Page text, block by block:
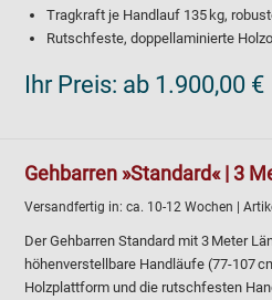
Tragkraft je Handlauf 135 kg,
Rutschfeste, doppellaminierte
Ihr Preis: ab 1.900,00 €
Gehbarren »Standard« | 3
Versandfertig in: ca. 10-12 Wochen |
Der Gehbarren Standard mit 3 Meter
höhenverstellbare Handläufe (77-107
Holzplattform und die rutschfesten